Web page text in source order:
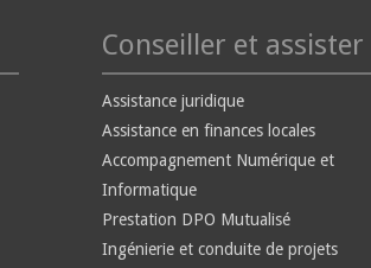
Conseiller et assister
Assistance juridique
Assistance en finances locales
Accompagnement Numérique et
Informatique
Prestation DPO Mutualisé
Ingénierie et conduite de projets